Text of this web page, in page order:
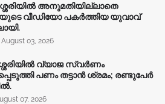
അനുമതിയില്ലാതെ
വീഡിയോ പകർത്തിയ യുവാവ്
03, 2026
വ്യാജ സ്വർണം
പണം തട്ടാൻ ശ്രമം; രണ്ടുപേർ
07, 2026